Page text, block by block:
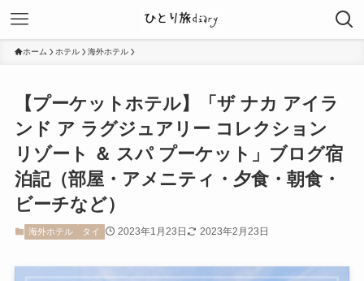
ホーム ホテル 海外ホテル
【プーケットホテル】「ザ ナカ アイラ
ンド ア ラグジュアリー コレクション
リゾート ＆ スパ プーケット」ブログ宿
泊記（部屋・アメニティ・夕食・朝食・
ビーチなど）
海外ホテル タイ 2023年1月23日 2023年2月23日